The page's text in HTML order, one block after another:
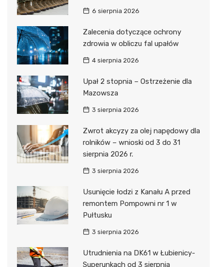
6 sierpnia 2026
Zalecenia dotyczące ochrony
zdrowia w obliczu fal upałów
4 sierpnia 2026
Upał 2 stopnia – Ostrzeżenie dla
Mazowsza
3 sierpnia 2026
Zwrot akcyzy za olej napędowy dla
rolników – wnioski od 3 do 31
sierpnia 2026 r.
3 sierpnia 2026
Usunięcie łodzi z Kanału A przed
remontem Pompowni nr 1 w
Pułtusku
3 sierpnia 2026
Utrudnienia na DK61 w Łubienicy-
Superunkach od 3 sierpnia